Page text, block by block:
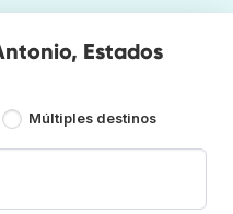
Estados
Múltiples destinos